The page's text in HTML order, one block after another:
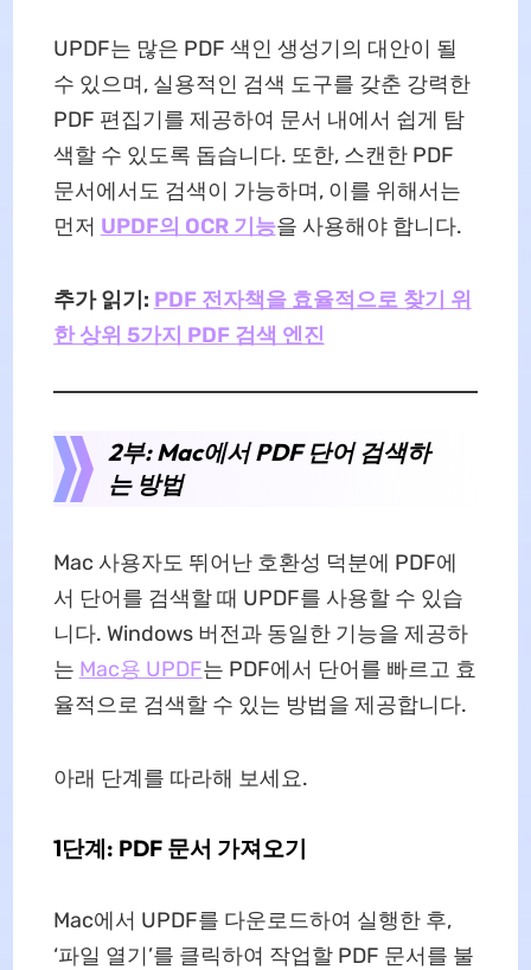
UPDF는 많은 PDF 색인 생성기의 대안이 될
수 있으며, 실용적인 검색 도구를 갖춘 강력한
PDF 편집기를 제공하여 문서 내에서 쉽게 탐
색할 수 있도록 돕습니다. 또한, 스캔한 PDF
문서에서도 검색이 가능하며, 이를 위해서는
먼저 UPDF의 OCR 기능을 사용해야 합니다.
추가 읽기: PDF 전자책을 효율적으로 찾기 위
한 상위 5가지 PDF 검색 엔진
2부: Mac에서 PDF 단어 검색하
는 방법
Mac 사용자도 뛰어난 호환성 덕분에 PDF에
서 단어를 검색할 때 UPDF를 사용할 수 있습
니다. Windows 버전과 동일한 기능을 제공하
는 Mac용 UPDF는 PDF에서 단어를 빠르고 효
율적으로 검색할 수 있는 방법을 제공합니다.
아래 단계를 따라해 보세요.
1단계: PDF 문서 가져오기
Mac에서 UPDF를 다운로드하여 실행한 후,
‘파일 열기’를 클릭하여 작업할 PDF 문서를 불